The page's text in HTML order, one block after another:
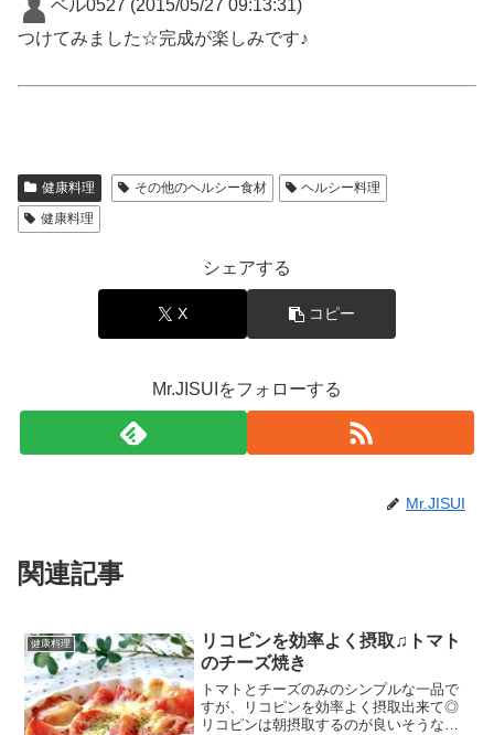
ベル0527 (2015/05/27 09:13:31)
つけてみました☆完成が楽しみです♪
健康料理 その他のヘルシー食材
ヘルシー料理
健康料理
シェアする
X コピー
Mr.JISUIをフォローする
Mr.JISUI
関連記事
健康料理
リコピンを効率よく摂取♫トマト
のチーズ焼き
トマトとチーズのみのシンプルな一品で
すが、リコピンを効率よく摂取出来て◎
リコピンは朝摂取するのが良いそうなの